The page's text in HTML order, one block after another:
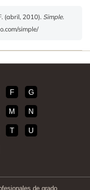
(abril, 2010). Simple.
simple/
F G
M N
T U
de grado